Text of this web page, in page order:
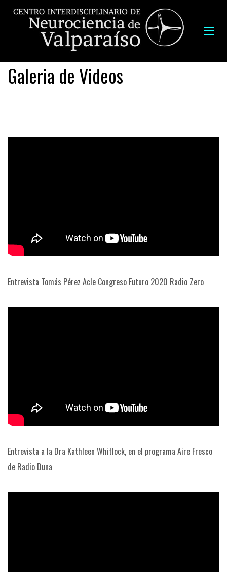
Galeria de Videos
Entrevista Tomás Pérez Acle Congreso Futuro 2020 Radio Zero
Entrevista a la Dra Kathleen Whitlock, en el programa Aire Fresco
de Radio Duna